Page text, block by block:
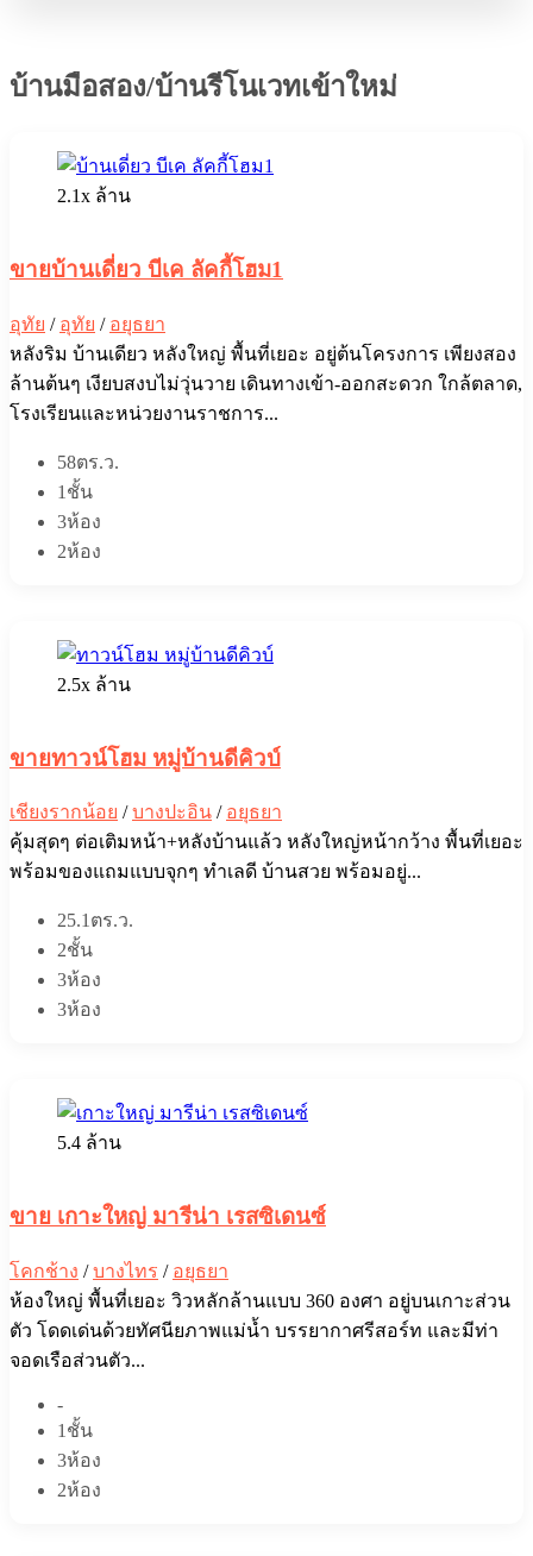
บ้านมือสอง/บ้านรีโนเวทเข้าใหม่
2.1x ล้าน
ขายบ้านเดี่ยว บีเค ลัคกี้โฮม1
อุทัย / อุทัย / อยุธยา
หลังริม บ้านเดียว หลังใหญ่ พื้นที่เยอะ อยู่ต้นโครงการ เพียงสอง
ล้านต้นๆ เงียบสงบไม่วุ่นวาย เดินทางเข้า-ออกสะดวก ใกล้ตลาด,
โรงเรียนและหน่วยงานราชการ...
58ตร.ว.
1ชั้น
3ห้อง
2ห้อง
2.5x ล้าน
ขายทาวน์โฮม หมู่บ้านดีคิวบ์
เชียงรากน้อย /บางปะอิน / อยุธยา
คุ้มสุดๆ ต่อเติมหน้า+หลังบ้านแล้ว หลังใหญ่หน้ากว้าง พื้นที่เยอะ
พร้อมของแถมแบบจุกๆ ทำเลดี บ้านสวย พร้อมอยู่...
25.1ตร.ว.
2ชั้น
3ห้อง
3ห้อง
5.4 ล้าน
ขาย เกาะใหญ่ มารีน่า เรสซิเดนซ์
โคกช้าง /บางไทร / อยุธยา
ห้องใหญ่ พื้นที่เยอะ วิวหลักล้านแบบ 360 องศา อยู่บนเกาะส่วน
ตัว โดดเด่นด้วยทัศนียภาพแม่น้ำ บรรยากาศรีสอร์ท และมีท่า
จอดเรือส่วนตัว...
-
1ชั้น
3ห้อง
2ห้อง